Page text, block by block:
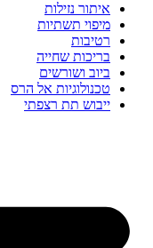
איתור נזילות
מיפוי תשתיות
רטיבות
בריכות שחייה
ביוב ושורשים
טכנולוגיות אל הרס
ייבוש תת רצפתי